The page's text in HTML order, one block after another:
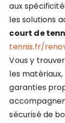
aux
les solutions
court de
tennis.fr/
Vous y
les
garanties
sécurisé de